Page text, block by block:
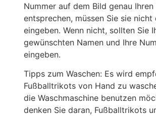
Nummer auf dem Bild genau Ihren
entsprechen, müssen Sie sie nicht
eingeben. Wenn nicht, sollten Sie
gewünschten Namen und Ihre
eingeben.
Tipps zum Waschen: Es wird
Fußballtrikots von Hand zu
die Waschmaschine benutzen
denken Sie daran, Fußballtrikots